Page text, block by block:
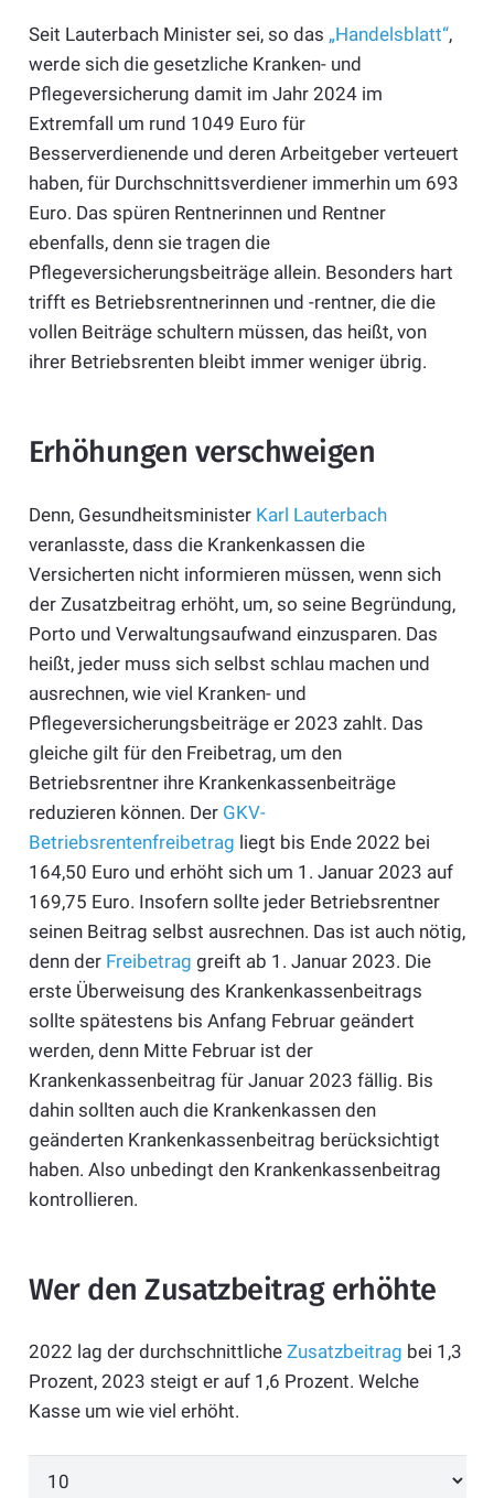
Seit Lauterbach Minister sei, so das „Handelsblatt“,
werde sich die gesetzliche Kranken- und
Pflegeversicherung damit im Jahr 2024 im
Extremfall um rund 1049 Euro für
Besserverdienende und deren Arbeitgeber verteuert
haben, für Durchschnittsverdiener immerhin um 693
Euro. Das spüren Rentnerinnen und Rentner
ebenfalls, denn sie tragen die
Pflegeversicherungsbeiträge allein. Besonders hart
trifft es Betriebsrentnerinnen und -rentner, die die
vollen Beiträge schultern müssen, das heißt, von
ihrer Betriebsrenten bleibt immer weniger übrig.
Erhöhungen verschweigen
Denn, Gesundheitsminister Karl Lauterbach
veranlasste, dass die Krankenkassen die
Versicherten nicht informieren müssen, wenn sich
der Zusatzbeitrag erhöht, um, so seine Begründung,
Porto und Verwaltungsaufwand einzusparen. Das
heißt, jeder muss sich selbst schlau machen und
ausrechnen, wie viel Kranken- und
Pflegeversicherungsbeiträge er 2023 zahlt. Das
gleiche gilt für den Freibetrag, um den
Betriebsrentner ihre Krankenkassenbeiträge
reduzieren können. Der GKV-
Betriebsrentenfreibetrag liegt bis Ende 2022 bei
164,50 Euro und erhöht sich um 1. Januar 2023 auf
169,75 Euro. Insofern sollte jeder Betriebsrentner
seinen Beitrag selbst ausrechnen. Das ist auch nötig,
denn der Freibetrag greift ab 1. Januar 2023. Die
erste Überweisung des Krankenkassenbeitrags
sollte spätestens bis Anfang Februar geändert
werden, denn Mitte Februar ist der
Krankenkassenbeitrag für Januar 2023 fällig. Bis
dahin sollten auch die Krankenkassen den
geänderten Krankenkassenbeitrag berücksichtigt
haben. Also unbedingt den Krankenkassenbeitrag
kontrollieren.
Wer den Zusatzbeitrag erhöhte
2022 lag der durchschnittliche Zusatzbeitrag bei 1,3
Prozent, 2023 steigt er auf 1,6 Prozent. Welche
Kasse um wie viel erhöht.